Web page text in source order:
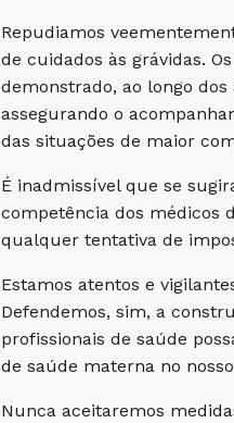
Repudiamos
de cuidados às grávidas.
demonstrado, ao longo
assegurando o
das situações de maior
É inadmissível que se
competência dos médicos
qualquer tentativa de
Estamos atentos e
Defendemos, sim, a
profissionais de saúde
de saúde materna no
Nunca aceitaremos